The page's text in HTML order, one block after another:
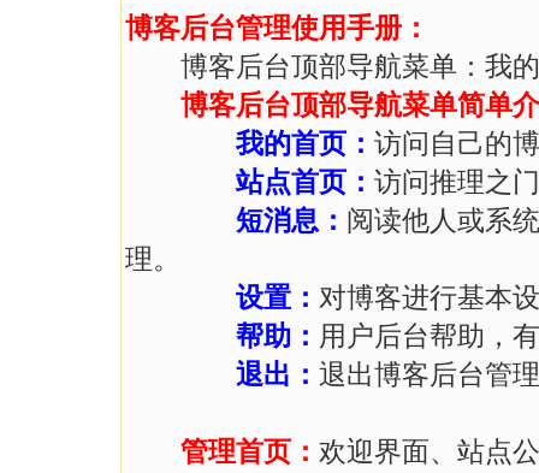
博客后台管理使用手册：
博客后台顶部导航菜单：我的
博客后台顶部导航菜单简单
我的首页： 访问自己的
站点首页： 访问推理之
短消息： 阅读他人或系
理。
设置： 对博客进行基本
帮助： 用户后台帮助，
退出： 退出博客后台管
管理首页： 欢迎界面、站点